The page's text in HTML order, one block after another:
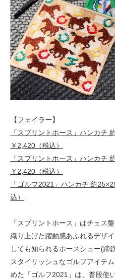
【フェイラー】
「スプリントホース」ハンカチ
￥2,420（税込）
「スプリントホース」ハンカチ
￥2,420（税込）
「ゴルフ2021」ハンカチ 約
込）
「スプリントホース」はチェス
織り上げた躍動感あふれるデザ
しても知られるホースシュー(蹄
スタイリッシュなゴルフアイテ
めた「ゴルフ2021」は、普段使